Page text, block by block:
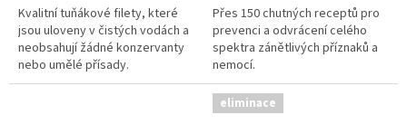
Kvalitní tuňákové filety, které
jsou uloveny v čistých vodách a
neobsahují žádné konzervanty
nebo umělé přísady.
Přes 150 chutných receptů pro
prevenci a odvrácení celého
spektra zánětlivých příznaků a
nemocí.
eliminace